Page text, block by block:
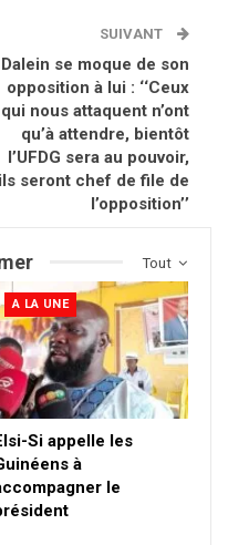
SUIVANT
Dalein se moque de son
opposition à lui : ‘‘Ceux
qui nous attaquent n’ont
qu’à attendre, bientôt
l’UFDG sera au pouvoir,
ils seront chef de file de
l’opposition’’
Tout
A LA UNE
Si appelle les
à
le